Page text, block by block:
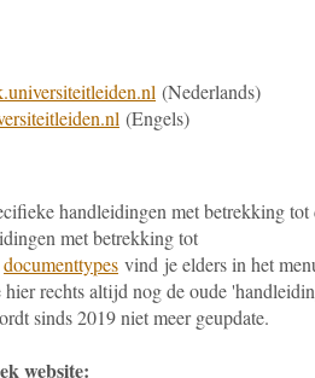
(Nederlands)
(Engels)
handleidingen met betrekking tot
met betrekking tot
documenttypes vind je elders in het
rechts altijd nog de oude
sinds 2019 niet meer geupdate.
website: